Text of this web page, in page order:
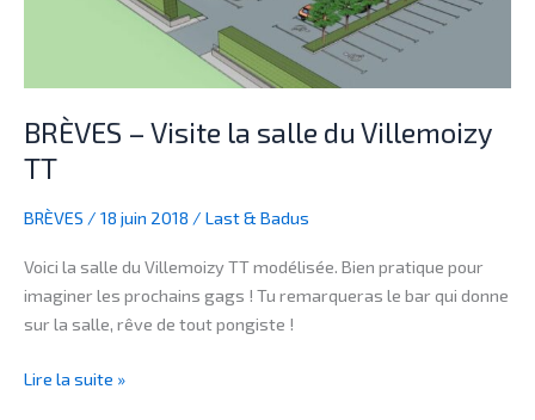
BRÈVES – Visite la salle du Villemoizy
TT
BRÈVES / 18 juin 2018 / Last & Badus
Voici la salle du Villemoizy TT modélisée. Bien pratique pour
imaginer les prochains gags ! Tu remarqueras le bar qui donne
sur la salle, rêve de tout pongiste !
Lire la suite »